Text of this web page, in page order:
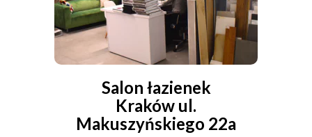
Salon łazienek
Kraków ul.
Makuszyńskiego 22a